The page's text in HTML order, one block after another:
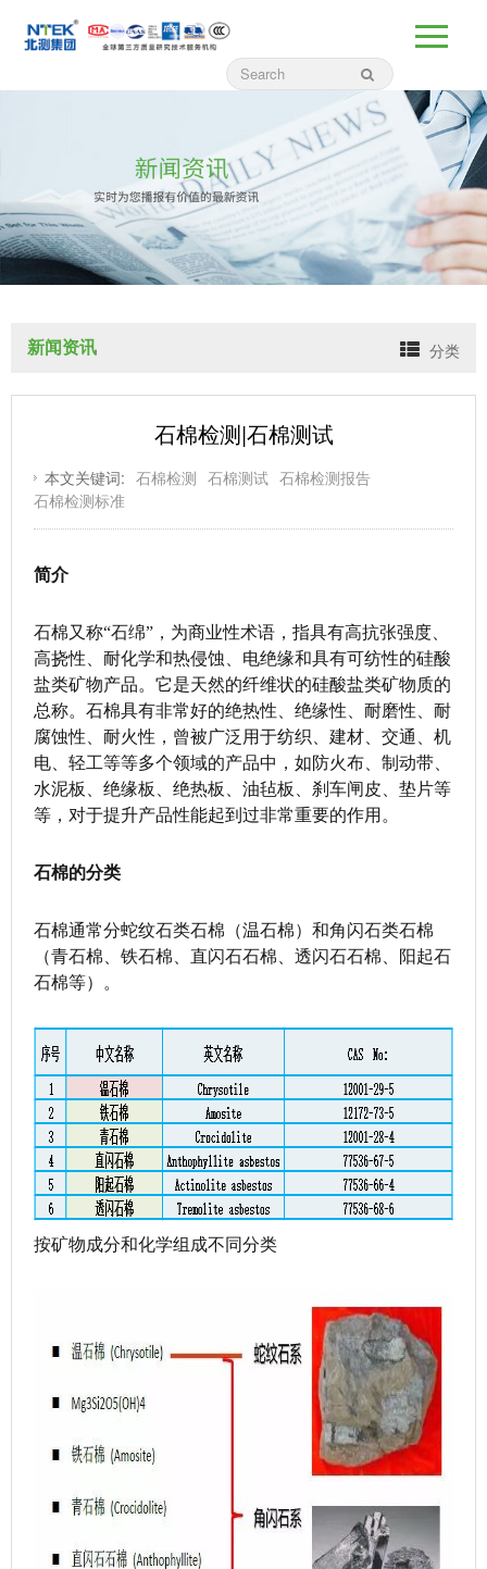
新闻资讯 分类
石棉检测|石棉测试
本文关键词: 石棉检测 石棉测试 石棉检测报告
石棉检测标准
简介
石棉又称“石绵”，为商业性术语，指具有高抗张强度、
高挠性、耐化学和热侵蚀、电绝缘和具有可纺性的硅酸
盐类矿物产品。它是天然的纤维状的硅酸盐类矿物质的
总称。石棉具有非常好的绝热性、绝缘性、耐磨性、耐
腐蚀性、耐火性，曾被广泛用于纺织、建材、交通、机
电、轻工等等多个领域的产品中，如防火布、制动带、
水泥板、绝缘板、绝热板、油毡板、刹车闸皮、垫片等
等，对于提升产品性能起到过非常重要的作用。
石棉的分类
石棉通常分蛇纹石类石棉（温石棉）和角闪石类石棉
（青石棉、铁石棉、直闪石石棉、透闪石石棉、阳起石
石棉等）。
按矿物成分和化学组成不同分类